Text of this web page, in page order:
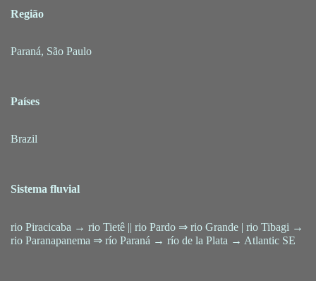
Região
Paraná, São Paulo
Países
Brazil
Sistema fluvial
rio Piracicaba → rio Tietê || rio Pardo ⇒ rio Grande | rio Tibagi →
rio Paranapanema ⇒ río Paraná → río de la Plata → Atlantic SE